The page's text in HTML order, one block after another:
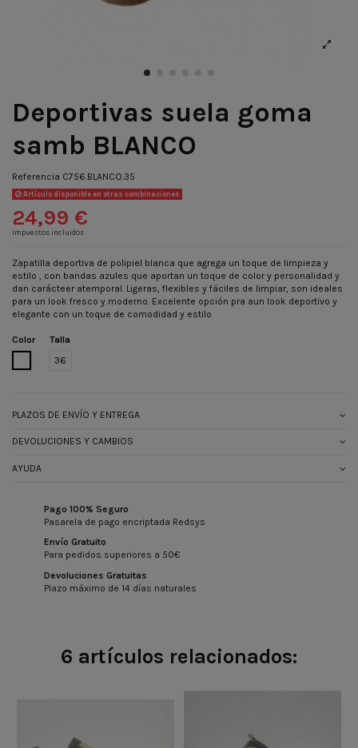
Deportivas suela goma
samb BLANCO
Referencia C756.BLANCO.35
Artículo disponible en otras combinaciones
24,99 €
Impuestos incluidos
Zapatilla deportiva de polipiel blanca que agrega un toque de limpieza y
estilo , con bandas azules que aportan un toque de color y personalidad y
dan carácteer atemporal. Ligeras, flexibles y fáciles de limpiar, son ideales
para un look fresco y moderno. Excelente opción pra aun look deportivo y
elegante con un toque de comodidad y estilo
Color
BLANCO
Talla
36
PLAZOS DE ENVÍO Y ENTREGA
DEVOLUCIONES Y CAMBIOS
AYUDA
Pago 100% Seguro
Pasarela de pago encriptada Redsys
Envío Gratuito
Para pedidos superiores a 50€
Devoluciones Gratuitas
Plazo máximo de 14 días naturales
6 artículos relacionados: